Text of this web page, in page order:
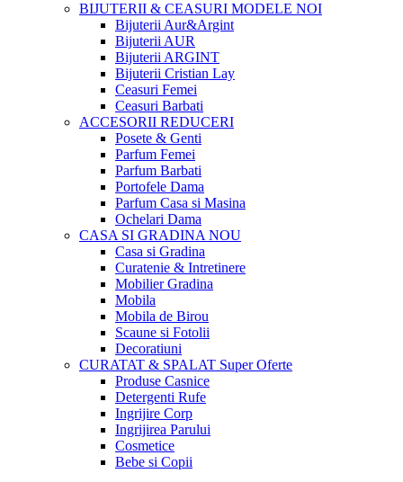
BIJUTERII & CEASURI MODELE NOI
Bijuterii Aur&Argint
Bijuterii AUR
Bijuterii ARGINT
Bijuterii Cristian Lay
Ceasuri Femei
Ceasuri Barbati
ACCESORII REDUCERI
Posete & Genti
Parfum Femei
Parfum Barbati
Portofele Dama
Parfum Casa si Masina
Ochelari Dama
CASA SI GRADINANOU
Casa si Gradina
Curatenie & Intretinere
Mobilier Gradina
Mobila
Mobila de Birou
Scaune si Fotolii
Decoratiuni
CURATAT & SPALAT Super Oferte
Produse Casnice
Detergenti Rufe
Ingrijire Corp
Ingrijirea Parului
Cosmetice
Bebe si Copii